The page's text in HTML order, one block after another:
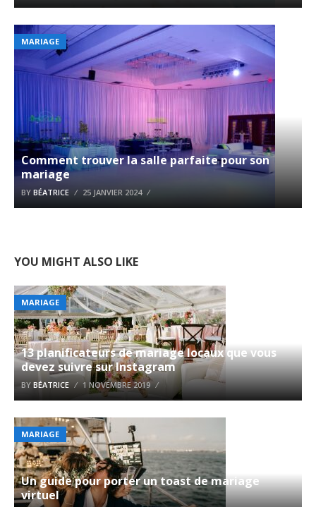
MARIAGE
Comment trouver la salle parfaite pour son
mariage
BY BÉATRICE 25 JANVIER 2024
YOU MIGHT ALSO LIKE
MARIAGE
13 planificateurs de mariage locaux que vous
devez suivre sur Instagram
BY BÉATRICE 1 NOVEMBRE 2019
MARIAGE
Un guide pour porter un toast de mariage
virtuel